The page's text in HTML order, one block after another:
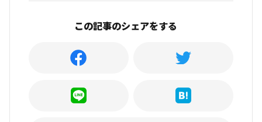
この記事のシェアをする